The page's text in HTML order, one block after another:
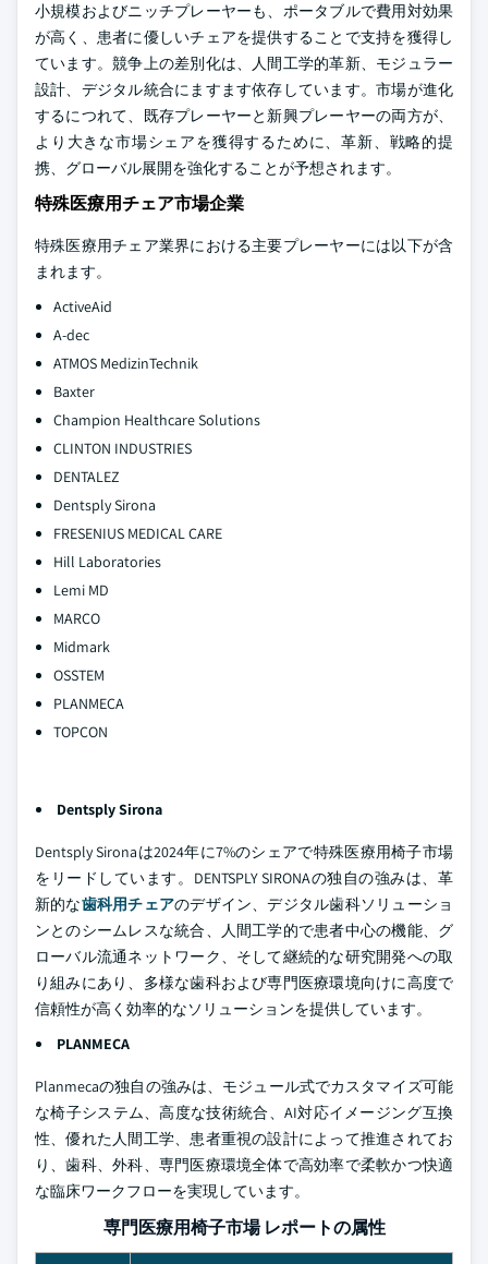
小規模およびニッチプレーヤーも、ポータブルで費用対効果
が高く、患者に優しいチェアを提供することで支持を獲得し
ています。競争上の差別化は、人間工学的革新、モジュラー
設計、デジタル統合にますます依存しています。市場が進化
するにつれて、既存プレーヤーと新興プレーヤーの両方が、
より大きな市場シェアを獲得するために、革新、戦略的提
携、グローバル展開を強化することが予想されます。
特殊医療用チェア市場企業
特殊医療用チェア業界における主要プレーヤーには以下が含
まれます。
ActiveAid
A-dec
ATMOS MedizinTechnik
Baxter
Champion Healthcare Solutions
CLINTON INDUSTRIES
DENTALEZ
Dentsply Sirona
FRESENIUS MEDICAL CARE
Hill Laboratories
Lemi MD
MARCO
Midmark
OSSTEM
PLANMECA
TOPCON
Dentsply Sirona
Dentsply Sironaは2024年に7%のシェアで特殊医療用椅子市場
をリードしています。DENTSPLY SIRONAの独自の強みは、革
新的な歯科用チェアのデザイン、デジタル歯科ソリューショ
ンとのシームレスな統合、人間工学的で患者中心の機能、グ
ローバル流通ネットワーク、そして継続的な研究開発への取
り組みにあり、多様な歯科および専門医療環境向けに高度で
信頼性が高く効率的なソリューションを提供しています。
PLANMECA
Planmecaの独自の強みは、モジュール式でカスタマイズ可能
な椅子システム、高度な技術統合、AI対応イメージング互換
性、優れた人間工学、患者重視の設計によって推進されてお
り、歯科、外科、専門医療環境全体で高効率で柔軟かつ快適
な臨床ワークフローを実現しています。
専門医療用椅子市場 レポートの属性